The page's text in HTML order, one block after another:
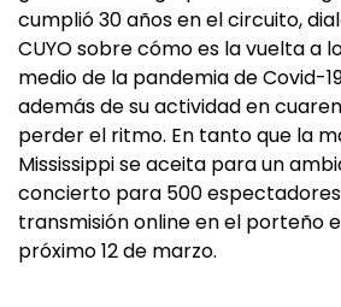
cumplió 30 años en el circuito,
CUYO sobre cómo es la vuelta a
medio de la pandemia de Covid-
además de su actividad en
perder el ritmo. En tanto que la
Mississippi se aceita para un
concierto para 500
transmisión online en el porteño
próximo 12 de marzo.